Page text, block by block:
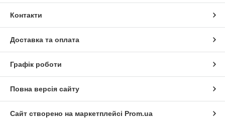
Контакти
Доставка та оплата
Графік роботи
Повна версія сайту
Сайт створено на маркетплейсі Prom.ua